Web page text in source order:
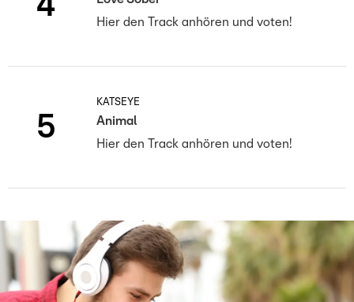
Hier den Track anhören und voten!
5
KATSEYE
Animal
Hier den Track anhören und voten!